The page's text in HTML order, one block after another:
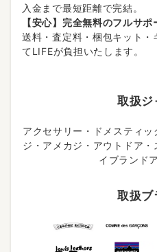
入金まで最短距離で完結。
【安心】完全無料のフルサポ
送料・査定料・梱包キット
てLIFEが負担いたします。
取扱ジ
アクセサリー・ドメスティ
ジ・アメカジ・アウトドア
イブランド
取扱ブ